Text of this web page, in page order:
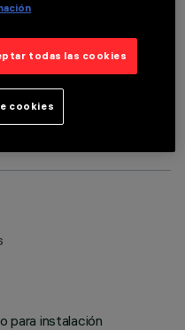
para instalación
todas las cookies
cookies